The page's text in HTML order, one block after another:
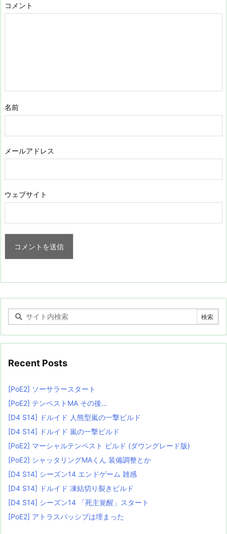
コメント
名前
メールアドレス
ウェブサイト
Recent Posts
[PoE2] ソーサラースタート
[PoE2] テンペストMA その後…
[D4 S14] ドルイド 人熊型嵐の一撃ビルド
[D4 S14] ドルイド 嵐の一撃ビルド
[PoE2] マーシャルテンペスト ビルド (ダウングレード版)
[PoE2] シャッタリングMAくん 装備調整とか
[D4 S14] シーズン14 エンドゲーム 雑感
[D4 S14] ドルイド 凍結切り裂きビルド
[D4 S14] シーズン14 「死主覚醒」スタート
[PoE2] アトラスパッシブは埋まった